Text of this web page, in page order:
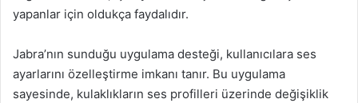
yapanlar için oldukça faydalıdır.
Jabra’nın sunduğu uygulama desteği, kullanıcılara ses
ayarlarını özelleştirme imkanı tanır. Bu uygulama
sayesinde, kulaklıkların ses profilleri üzerinde değişiklik